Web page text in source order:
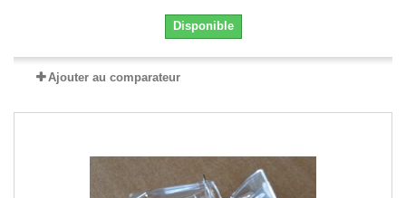
Disponible
Ajouter au comparateur